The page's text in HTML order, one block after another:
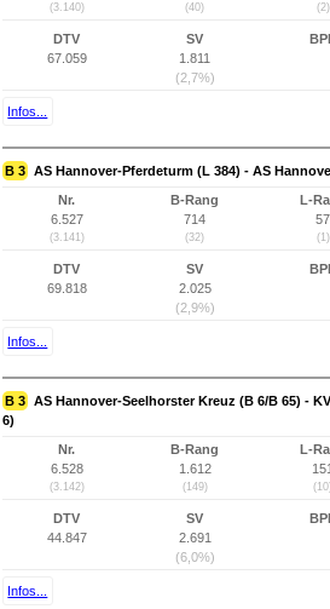
(3.140) (40) (2)
DTV
67.059
SV
1.811
(2,7%)
Infos...
B 3 AS Hannover-Pferdeturm (L 384) - AS
Nr.
6.527
(3.141)
B-Rang
714
(32)
L-
57
(1)
DTV
69.818
SV
2.025
(2,9%)
Infos...
B 3 AS Hannover-Seelhorster Kreuz (B 6/B 65) -
6)
Nr.
6.528
(3.142)
B-Rang
1.612
(149)
L-
151
DTV
44.847
SV
2.691
(6,0%)
Infos...